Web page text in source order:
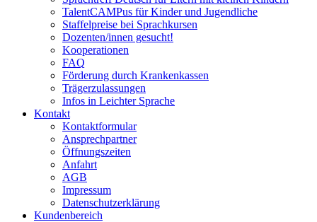
TalentCAMPus für Kinder und Jugendliche
Staffelpreise bei Sprachkursen
Dozenten/innen gesucht!
Kooperationen
FAQ
Förderung durch Krankenkassen
Trägerzulassungen
Infos in Leichter Sprache
Kontakt
Kontaktformular
Ansprechpartner
Öffnungszeiten
Anfahrt
AGB
Impressum
Datenschutzerklärung
Kundenbereich